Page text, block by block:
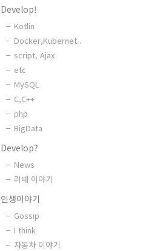
Develop!
Kotlin
Docker,Kubernet..
script, Ajax
etc
MySQL
C,C++
php
BigData
Develop?
News
라떼 이야기
인생이야기
Gossip
I think
자동차 이야기